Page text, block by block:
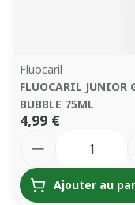
Fluocaril
FLUOCARIL JUNIOR
BUBBLE 75ML
4,99 €
Ajouter au